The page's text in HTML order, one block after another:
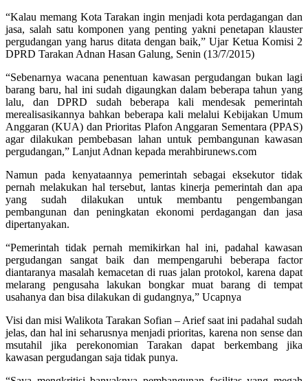
“Kalau memang Kota Tarakan ingin menjadi kota perdagangan dan
jasa, salah satu komponen yang penting yakni penetapan klauster
pergudangan yang harus ditata dengan baik,” Ujar Ketua Komisi 2
DPRD Tarakan Adnan Hasan Galung, Senin (13/7/2015)
“Sebenarnya wacana penentuan kawasan pergudangan bukan lagi
barang baru, hal ini sudah digaungkan dalam beberapa tahun yang
lalu, dan DPRD sudah beberapa kali mendesak pemerintah
merealisasikannya bahkan beberapa kali melalui Kebijakan Umum
Anggaran (KUA) dan Prioritas Plafon Anggaran Sementara (PPAS)
agar dilakukan pembebasan lahan untuk pembangunan kawasan
pergudangan,” Lanjut Adnan kepada merahbirunews.com
Namun pada kenyataannya pemerintah sebagai eksekutor tidak
pernah melakukan hal tersebut, lantas kinerja pemerintah dan apa
yang sudah dilakukan untuk membantu pengembangan
pembangunan dan peningkatan ekonomi perdagangan dan jasa
dipertanyakan.
“Pemerintah tidak pernah memikirkan hal ini, padahal kawasan
pergudangan sangat baik dan mempengaruhi beberapa factor
diantaranya masalah kemacetan di ruas jalan protokol, karena dapat
melarang pengusaha lakukan bongkar muat barang di tempat
usahanya dan bisa dilakukan di gudangnya,” Ucapnya
Visi dan misi Walikota Tarakan Sofian – Arief saat ini padahal sudah
jelas, dan hal ini seharusnya menjadi prioritas, karena non sense dan
msutahil jika perekonomian Tarakan dapat berkembang jika
kawasan pergudangan saja tidak punya.